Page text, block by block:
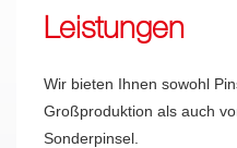
Leistungen
Wir bieten Ihnen sowohl
Großproduktion als auch
Sonderpinsel.